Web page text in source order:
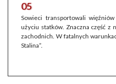
05
Sowieci transportowali
użyciu statków. Znaczna część z
zachodnich. W fatalnych
Stalina”.